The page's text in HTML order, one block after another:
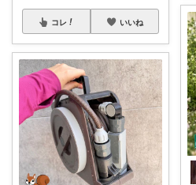
コレ いいね